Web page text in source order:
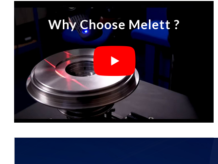
Why Choose Melett ?